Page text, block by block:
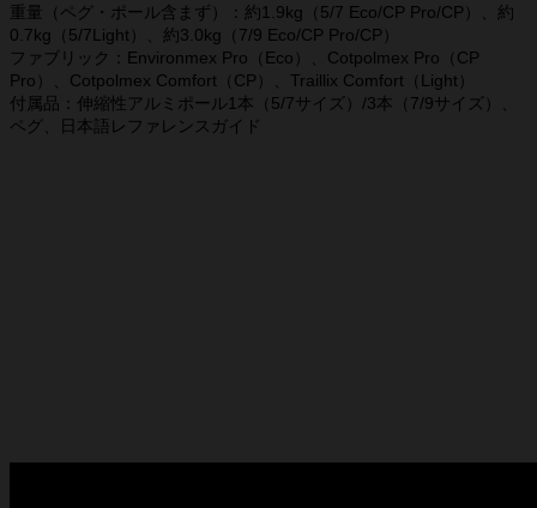
重量（ペグ・ポール含まず）：約1.9kg（5/7 Eco/CP Pro/CP）、約
0.7kg（5/7Light）、約3.0kg（7/9 Eco/CP Pro/CP）
ファブリック：Environmex Pro（Eco）、Cotpolmex Pro（CP
Pro）、Cotpolmex Comfort（CP）、Traillix Comfort（Light）
付属品：伸縮性アルミポール1本（5/7サイズ）/3本（7/9サイズ）、
ペグ、日本語レファレンスガイド